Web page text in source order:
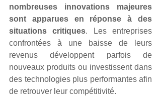
nombreuses innovations majeures
sont apparues en réponse à des
situations critiques. Les entreprises
confrontées à une baisse de leurs
revenus développent parfois de
nouveaux produits ou investissent dans
des technologies plus performantes afin
de retrouver leur compétitivité.